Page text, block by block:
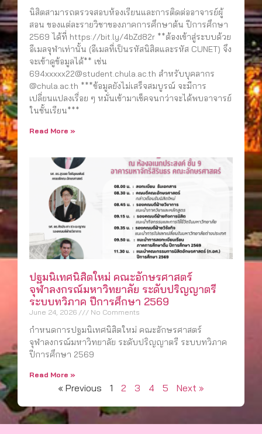
นิสิตสามารถตรวจสอบห้องเรียนและการติดต่ออาจารย์ผู้
สอน ของแต่ละรายวิชาของภาคการศึกษาต้น ปีการศึกษา
2569 ได้ที่ https://bit.ly/4bZd82r **ต้องเข้าสู่ระบบด้วย
อีเมลจุฬาเท่านั้น (อีเมลที่เป็นรหัสนิสิตและรหัส CUNET) จึง
จะเข้าดูข้อมูลได้** เช่น
694xxxxx22@student.chula.ac.th สำหรับบุคลากร
@chula.ac.th ***ข้อมูลยังไม่เสร็จสมบูรณ์ จะมีการ
เปลี่ยนแปลงเรื่อย ๆ หมั่นเข้ามาเช็คจนกว่าจะได้พบอาจารย์
ในชั้นเรียน***
Read More »
ปฐมนิเทศนิสิตใหม่ คณะอักษรศาสตร์
จุฬาลงกรณ์มหาวิทยาลัย ระดับปริญญาตรี
ระบบทวิภาค ปีการศึกษา 2569
June 24, 2026 No Comments
กำหนดการปฐมนิเทศนิสิตใหม่ คณะอักษรศาสตร์
จุฬาลงกรณ์มหาวิทยาลัย ระดับปริญญาตรี ระบบทวิภาค
ปีการศึกษา 2569
Read More »
« Previous 1 2 3 4 5 Next »